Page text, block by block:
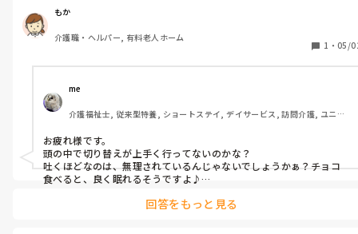
めにできなくて具合悪くなって気持ち悪くなり嘔吐してしまっ
た。
もか
介護職・ヘルパー, 有料老人ホーム
1 ・ 05/
me
介護福祉士, 従来型特養, ショートステイ, デイサービス, 訪問介護, ユニッ
お疲れ様です。
頭の中で切り替えが上手く行ってないのかな？
吐くほどなのは、無理されているんじゃないでしょうかぁ？チョコ
食べると、良く眠れるそうですよ♪
私は、洋画や洋ドラマが好きで、毎日観てます。怖いのを観ると、緊
回答をもっと見る